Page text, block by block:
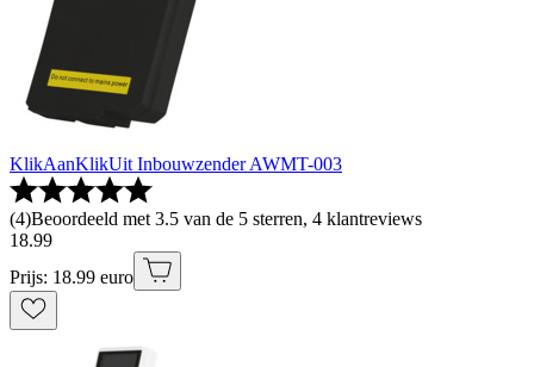
KlikAanKlikUit Inbouwzender AWMT-003
(4)Beoordeeld met 3.5 van de 5 sterren, 4 klantreviews
18.99
Prijs: 18.99 euro